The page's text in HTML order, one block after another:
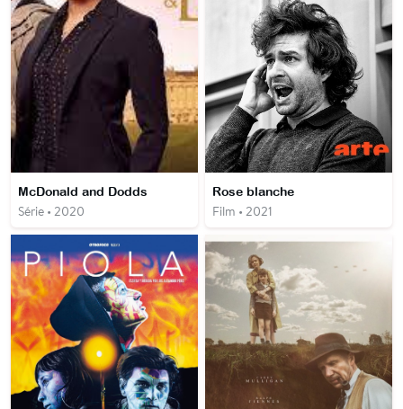
McDonald and Dodds
Série • 2020
Rose blanche
Film • 2021